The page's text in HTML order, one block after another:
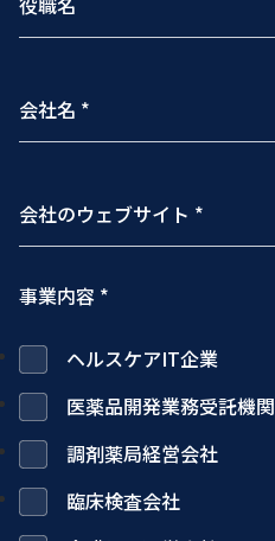
事業内容 *
ヘルスケアIT企業
医薬品開発業務受託機関
調剤薬局経営会社
臨床検査会社